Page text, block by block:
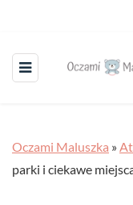
Oczami Maluszka »
parki i ciekawe